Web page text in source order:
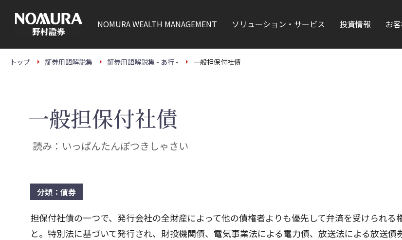
本
NOMURAWEALTH MANAGEMENT ソリューション・サービス 投資情報 お
トップ 証券用語解説集 証券用語解説集 - あ行 - 一般担保付社債
一般担保付社債
読み：いっぱんたんぽつきしゃさい
分類：債券
担保付社債の一つで、発行会社の全財産によって他の債権者よりも優先して弁済を受けられる
と。特別法に基づいて発行され、財投機関債、電気事業法による電力債、放送法による放送債